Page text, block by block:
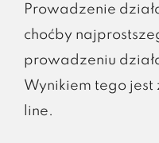
Prowadzenie
choćby
prowadzeniu
Wynikiem tego jest
line.